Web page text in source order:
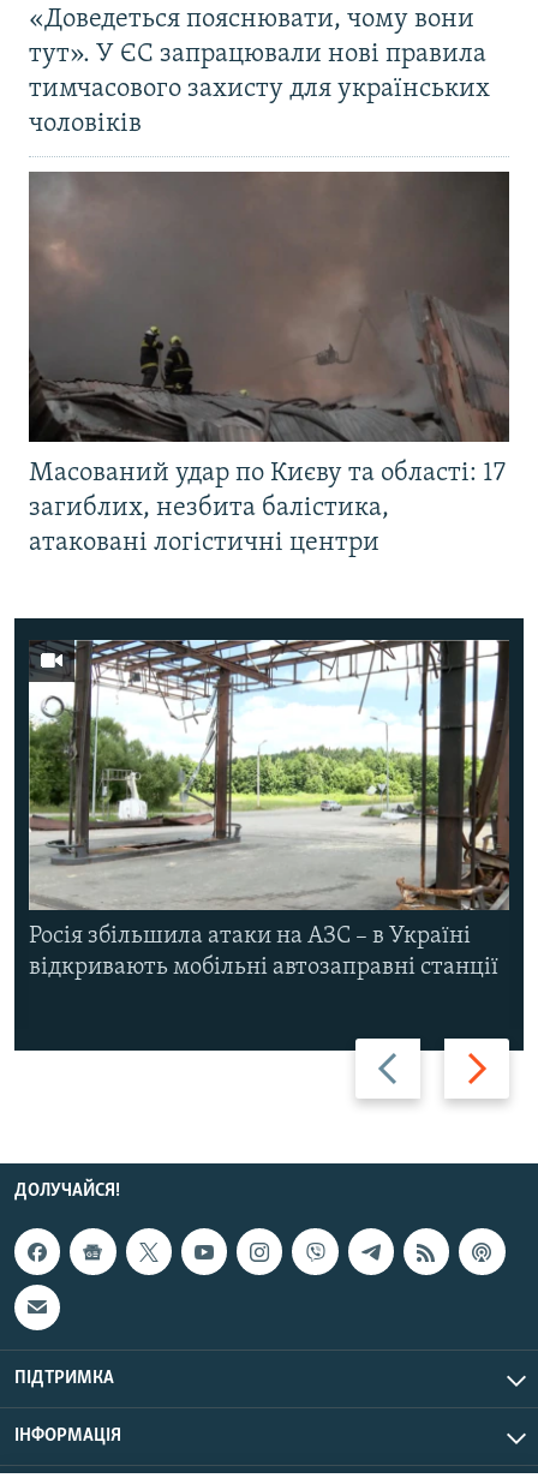
«Доведеться пояснювати, чому вони
тут». У ЄС запрацювали нові правила
тимчасового захисту для українських
чоловіків
Масований удар по Києву та області: 17
загиблих, незбита балістика,
атаковані логістичні центри
Назад Вперед
Росія збільшила атаки на АЗС – в Україні
відкривають мобільні автозаправні станції
ДОЛУЧАЙСЯ!
ПІДТРИМКА
ІНФОРМАЦІЯ